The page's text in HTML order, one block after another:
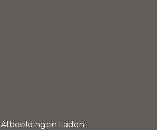
Afbeeldingen Laden